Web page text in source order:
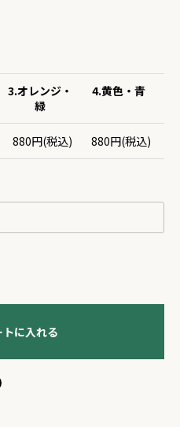
3.オレンジ・
緑
4.黄色・青
880円(税込) 880円(税込)
トに入れる